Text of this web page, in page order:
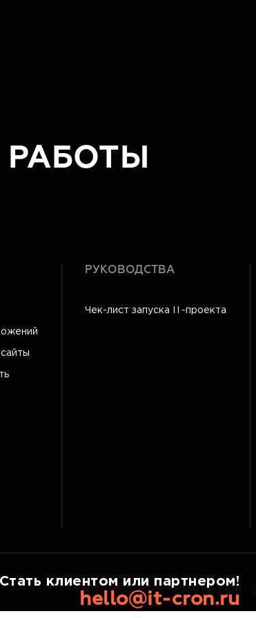
РУКОВОДСТВА
Чек-лист запуска IT-проекта
Стать клиентом или партнером!
hello@it-cron.ru